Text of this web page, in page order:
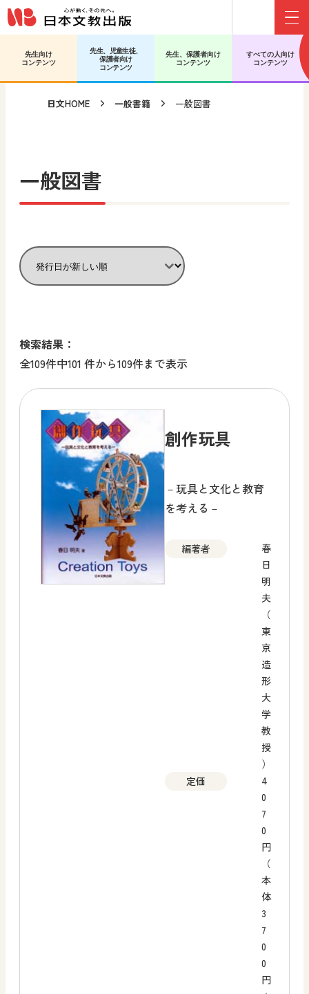
メインコンテンツへ移動
サブコンテンツへ移動
先生向け
コンテンツ
先生、児童生徒、
保護者向け
コンテンツ
先生、保護者向け
コンテンツ
すべての人向け
コンテンツ
日文HOME 一般書籍 一般図書
一般図書
検索結果：
全109件中101 件から109件まで表示
創作玩具
－玩具と文化と教育
を考える－
編著者
春
日
明
夫
（
東
京
造
形
大
学
教
授
）
定価
4
0
7
0
円
（
本
体
3
7
0
0
円